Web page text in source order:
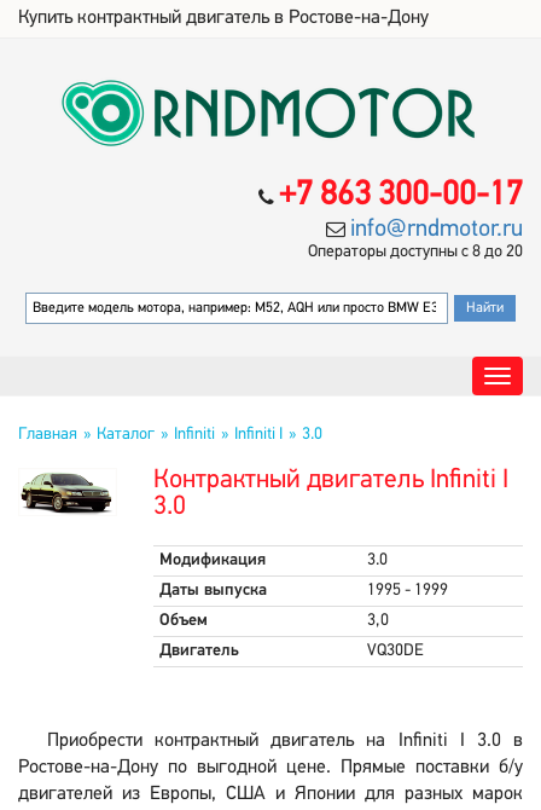
Купить контрактный двигатель в Ростове-на-Дону
+7 863 300-00-17
info@rndmotor.ru
Операторы доступны с 8 до 20
Главная Каталог Infiniti Infiniti I 3.0
Контрактный двигатель Infiniti I
3.0
Модификация
3.0
Даты выпуска
1995 - 1999
Объем
3,0
Двигатель
VQ30DE
Приобрести контрактный двигатель на Infiniti I 3.0 в
Ростове-на-Дону по выгодной цене. Прямые поставки б/у
двигателей из Европы, США и Японии для разных марок